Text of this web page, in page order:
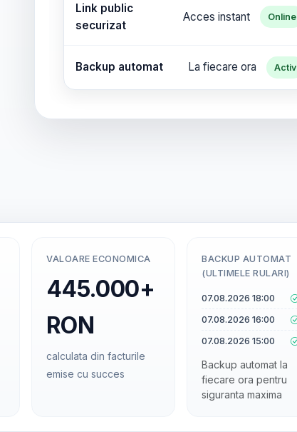
Link public
securizat
Acces instant Online
Backup automat La fiecare ora Activ
VALOARE ECONOMICA
445.000+
RON
calculata din facturile
emise cu succes
BACKUP AUTOMAT
(ULTIMELE RULARI)
07.08.2026 18:00
07.08.2026 16:00
07.08.2026 15:00
Backup automat la
fiecare ora pentru
siguranta maxima